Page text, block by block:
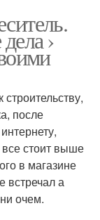
›
после
стоит выше
в магазине
встречал а
очем.